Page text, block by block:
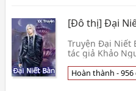
[Đô thị] Đại
Truyện Đại Niết
tác giả Khảo
muốn đưa lên
tuổi trẻ chúng
Hoàn thành -